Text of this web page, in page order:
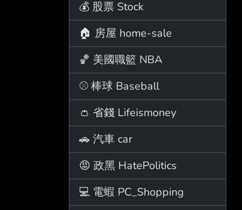
💰 股票 Stock
🏠 房屋 home-sale
🏀 美國職籃 NBA
⚾ 棒球 Baseball
👛 省錢 Lifeismoney
🚗 汽車 car
😡 政黑 HatePolitics
💻 電蝦 PC_Shopping